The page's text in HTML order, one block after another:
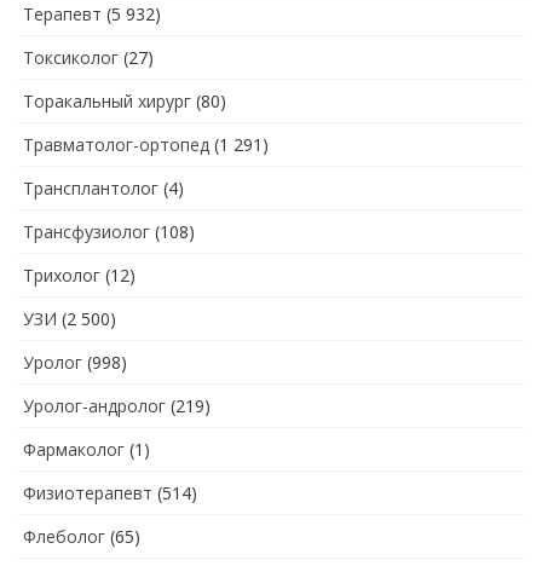
Терапевт (5 932)
Токсиколог (27)
Торакальный хирург (80)
Травматолог-ортопед (1 291)
Трансплантолог (4)
Трансфузиолог (108)
Трихолог (12)
УЗИ (2 500)
Уролог (998)
Уролог-андролог (219)
Фармаколог (1)
Физиотерапевт (514)
Флеболог (65)